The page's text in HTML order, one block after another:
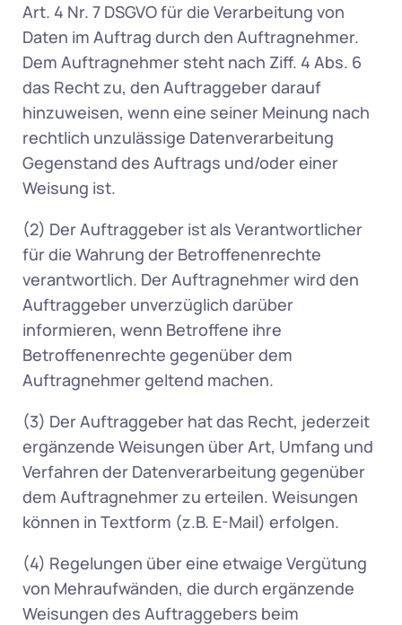
Art. 4 Nr. 7 DSGVO für die Verarbeitung von
Daten im Auftrag durch den Auftragnehmer.
Dem Auftragnehmer steht nach Ziff. 4 Abs. 6
das Recht zu, den Auftraggeber darauf
hinzuweisen, wenn eine seiner Meinung nach
rechtlich unzulässige Datenverarbeitung
Gegenstand des Auftrags und/oder einer
Weisung ist.
(2) Der Auftraggeber ist als Verantwortlicher
für die Wahrung der Betroffenenrechte
verantwortlich. Der Auftragnehmer wird den
Auftraggeber unverzüglich darüber
informieren, wenn Betroffene ihre
Betroffenenrechte gegenüber dem
Auftragnehmer geltend machen.
(3) Der Auftraggeber hat das Recht, jederzeit
ergänzende Weisungen über Art, Umfang und
Verfahren der Datenverarbeitung gegenüber
dem Auftragnehmer zu erteilen. Weisungen
können in Textform (z.B. E-Mail) erfolgen.
(4) Regelungen über eine etwaige Vergütung
von Mehraufwänden, die durch ergänzende
Weisungen des Auftraggebers beim